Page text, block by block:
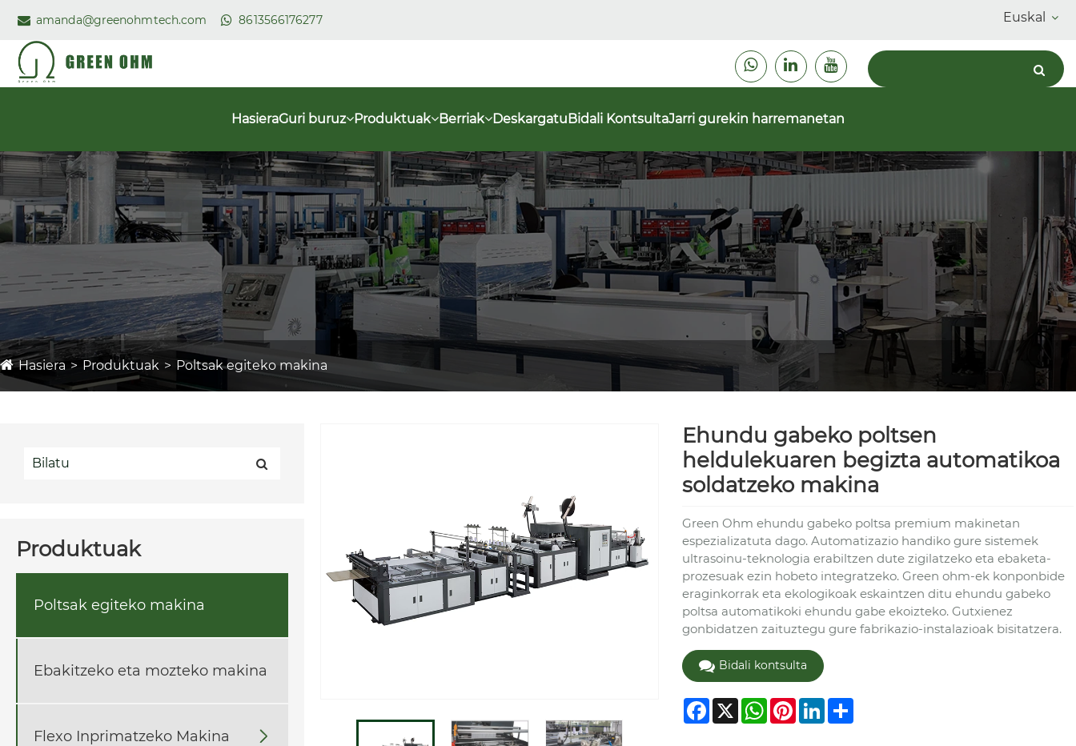
Euskal
amanda@greenohmtech.com 8613566176277
HasieraGuri buruz Produktuak Berriak DeskargatuBidali KontsultaJarri gurekin harremanetan
Hasiera Produktuak Poltsak egiteko makina
Produktuak
Poltsak egiteko makina
Ebakitzeko eta mozteko makina
Flexo Inprimatzeko Makina 
Ehundu gabeko poltsen
heldulekuaren begizta automatikoa
soldatzeko makina
Green Ohm ehundu gabeko poltsa premium makinetan
espezializatuta dago. Automatizazio handiko gure sistemek
ultrasoinu-teknologia erabiltzen dute zigilatzeko eta ebaketa-
prozesuak ezin hobeto integratzeko. Green ohm-ek konponbide
eraginkorrak eta ekologikoak eskaintzen ditu ehundu gabeko
poltsa automatikoki ehundu gabe ekoizteko. Gutxienez
gonbidatzen zaituztegu gure fabrikazio-instalazioak bisitatzera.
Bidali kontsulta
Facebook
X WhatsApp
PinterestLinkedIn
Share